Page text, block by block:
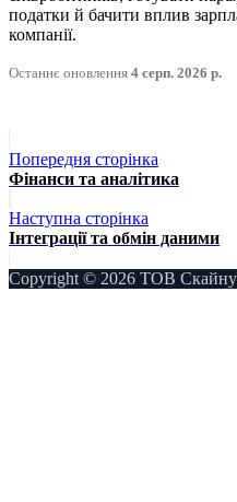
податки й бачити вплив
компанії.
Останнє оновлення 4 серп. 2026 р.
Попередня сторінка
Фінанси та аналітика
Наступна сторінка
Інтеграції та обмін даними
Copyright © 2026 ТОВ